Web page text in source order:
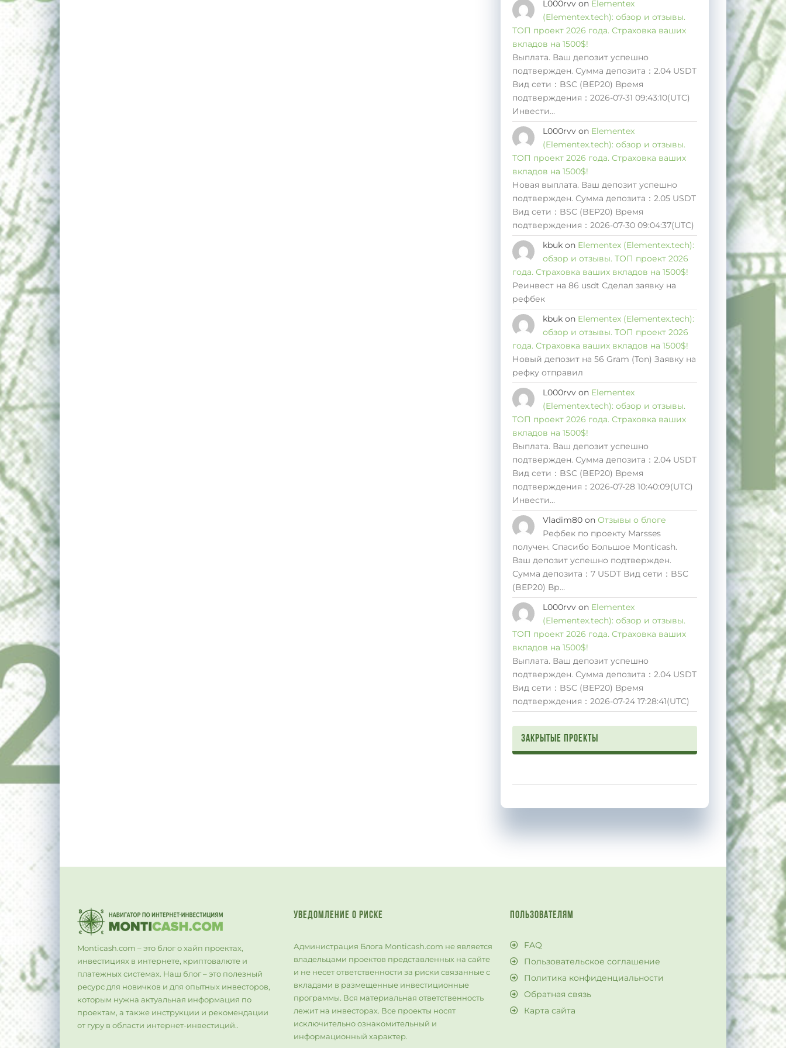
L000rvv on Elementex
(Elementex.tech): обзор и отзывы.
ТОП проект 2026 года. Страховка ваших
вкладов на 1500$!
Выплата. Ваш депозит успешно
подтвержден. Сумма депозита：2.04 USDT
Вид сети：BSC (BEP20) Время
подтверждения：2026-07-31 09:43:10(UTC)
Инвести…
L000rvv on Elementex
(Elementex.tech): обзор и отзывы.
ТОП проект 2026 года. Страховка ваших
вкладов на 1500$!
Новая выплата. Ваш депозит успешно
подтвержден. Сумма депозита：2.05 USDT
Вид сети：BSC (BEP20) Время
подтверждения：2026-07-30 09:04:37(UTC)
kbuk on Elementex (Elementex.tech):
обзор и отзывы. ТОП проект 2026
года. Страховка ваших вкладов на 1500$!
Реинвест на 86 usdt Сделал заявку на
рефбек
kbuk on Elementex (Elementex.tech):
обзор и отзывы. ТОП проект 2026
года. Страховка ваших вкладов на 1500$!
Новый депозит на 56 Gram (Ton) Заявку на
рефку отправил
L000rvv on Elementex
(Elementex.tech): обзор и отзывы.
ТОП проект 2026 года. Страховка ваших
вкладов на 1500$!
Выплата. Ваш депозит успешно
подтвержден. Сумма депозита：2.04 USDT
Вид сети：BSC (BEP20) Время
подтверждения：2026-07-28 10:40:09(UTC)
Инвести…
Vladim80 on Отзывы о блоге
Рефбек по проекту Marsses
получен. Спасибо Большое Monticash.
Ваш депозит успешно подтвержден.
Сумма депозита：7 USDT Вид сети：BSC
(BEP20) Вр…
L000rvv on Elementex
(Elementex.tech): обзор и отзывы.
ТОП проект 2026 года. Страховка ваших
вкладов на 1500$!
Выплата. Ваш депозит успешно
подтвержден. Сумма депозита：2.04 USDT
Вид сети：BSC (BEP20) Время
подтверждения：2026-07-24 17:28:41(UTC)
Закрытые проекты
Monticash.com – это блог о хайп проектах,
инвестициях в интернете, криптовалюте и
платежных системах. Наш блог – это полезный
ресурс для новичков и для опытных инвесторов,
которым нужна актуальная информация по
проектам, а также инструкции и рекомендации
от гуру в области интернет-инвестиций..
УВЕДОМЛЕНИЕ О РИСКЕ
Администрация Блога Monticash.com не является
владельцами проектов представленных на сайте
и не несет ответственности за риски связанные с
вкладами в размещенные инвестиционные
программы. Вся материальная ответственность
лежит на инвесторах. Все проекты носят
исключительно ознакомительный и
информационный характер.
ПОЛЬЗОВАТЕЛЯМ
FAQ
Пользовательское соглашение
Политика конфиденциальности
Обратная связь
Карта сайта